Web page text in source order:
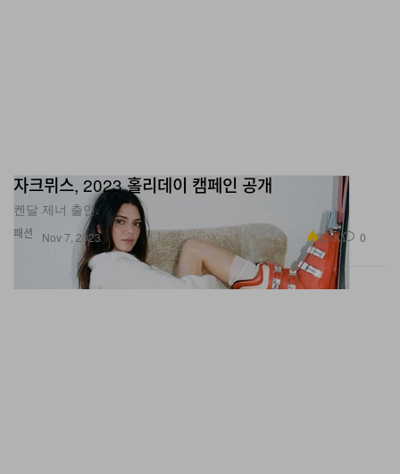
패션
자크뮈스, 2023 홀리데이 캠페인 공개
켄달 제너 출연.
Nov 7, 2023 3.1K 0